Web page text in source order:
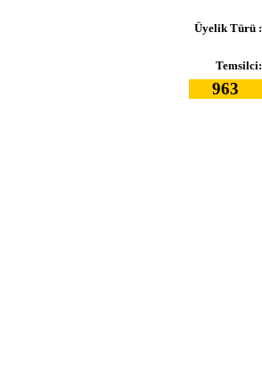
Üyelik Türü :
Temsilci:
963